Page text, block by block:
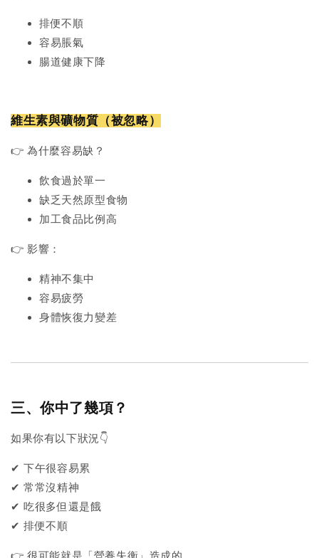
排便不順
容易脹氣
腸道健康下降
維生素與礦物質（被忽略）
👉 為什麼容易缺？
飲食過於單一
缺乏天然原型食物
加工食品比例高
👉 影響：
精神不集中
容易疲勞
身體恢復力變差
三、你中了幾項？
如果你有以下狀況👇
✔ 下午很容易累
✔ 常常沒精神
✔ 吃很多但還是餓
✔ 排便不順